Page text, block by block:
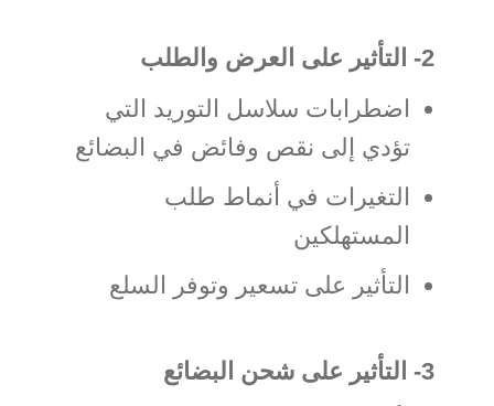
2- التأثير على العرض والطلب
اضطرابات سلاسل التوريد التي
تؤدي إلى نقص وفائض في البضائع
التغيرات في أنماط طلب
المستهلكين
التأثير على تسعير وتوفر السلع
3- التأثير على شحن البضائع